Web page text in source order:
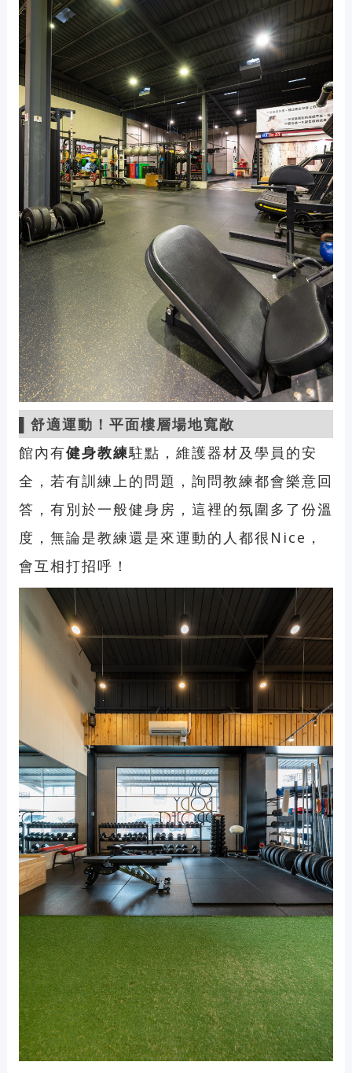
▌舒適運動！平面樓層場地寬敞
館內有健身教練駐點，維護器材及學員的安
全，若有訓練上的問題，詢問教練都會樂意回
答，有別於一般健身房，這裡的氛圍多了份溫
度，無論是教練還是來運動的人都很Nice，
會互相打招呼！